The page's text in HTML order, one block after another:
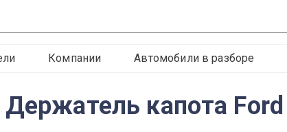
Компании Автомобили в разборе
капота